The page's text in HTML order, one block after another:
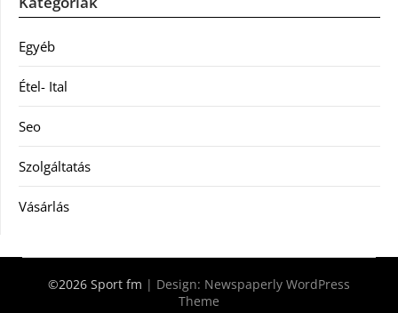
Egyéb
Étel- Ital
Seo
Szolgáltatás
Vásárlás
©2026 Sport fm | Design: Newspaperly WordPress
Theme